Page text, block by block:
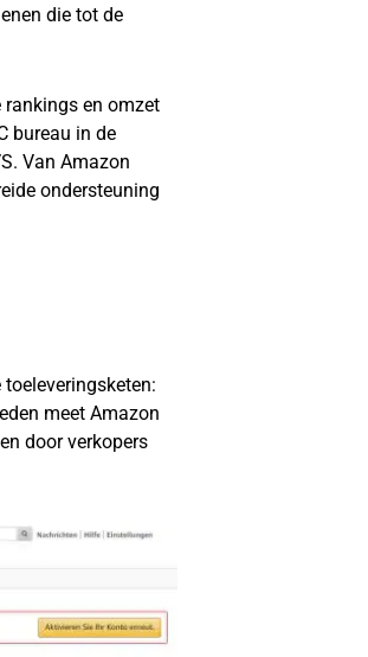
die tot de
en omzet
bureau in de
Van Amazon
ondersteuning
meet Amazon
door verkopers